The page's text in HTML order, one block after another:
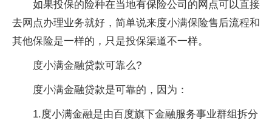
如果投保的险种在当地有保险公司的网点可以直接
去网点办理业务就好，简单说来度小满保险售后流程和
其他保险是一样的，只是投保渠道不一样。
度小满金融贷款可靠么?
度小满金融贷款是可靠的，因为：
1.度小满金融是由百度旗下金融服务事业群组拆分